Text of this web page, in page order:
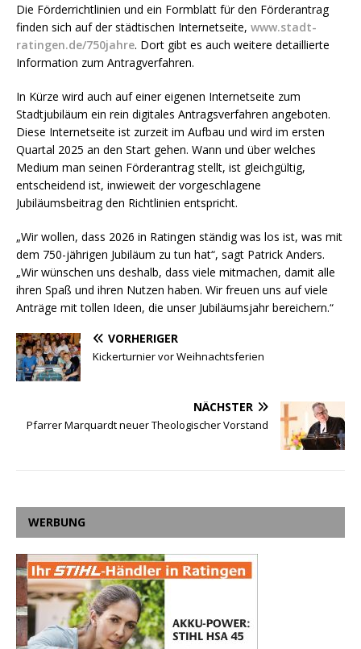
Die Förderrichtlinien und ein Formblatt für den Förderantrag
finden sich auf der städtischen Internetseite, www.stadt-
ratingen.de/750jahre. Dort gibt es auch weitere detaillierte
Information zum Antragverfahren.
In Kürze wird auch auf einer eigenen Internetseite zum
Stadtjubiläum ein rein digitales Antragsverfahren angeboten.
Diese Internetseite ist zurzeit im Aufbau und wird im ersten
Quartal 2025 an den Start gehen. Wann und über welches
Medium man seinen Förderantrag stellt, ist gleichgültig,
entscheidend ist, inwieweit der vorgeschlagene
Jubiläumsbeitrag den Richtlinien entspricht.
„Wir wollen, dass 2026 in Ratingen ständig was los ist, was mit
dem 750-jährigen Jubiläum zu tun hat“, sagt Patrick Anders.
„Wir wünschen uns deshalb, dass viele mitmachen, damit alle
ihren Spaß und ihren Nutzen haben. Wir freuen uns auf viele
Anträge mit tollen Ideen, die unser Jubiläumsjahr bereichern.“
VORHERIGER
Kickerturnier vor Weihnachtsferien
NÄCHSTER
Pfarrer Marquardt neuer Theologischer Vorstand
WERBUNG